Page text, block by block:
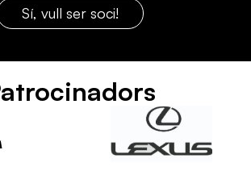
Sí, vull ser soci!